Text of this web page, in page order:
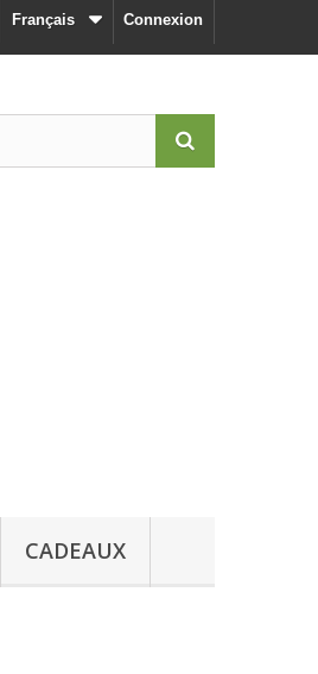
Connexion
Français
CADEAUX